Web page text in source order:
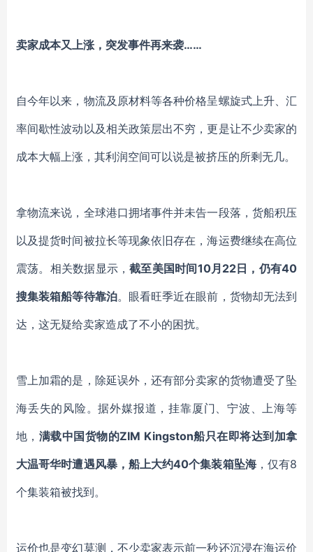
卖家成本又上涨，突发事件再来袭……
自今年以来，物流及 原材料等各种价格呈螺旋式上升、汇
率间歇性波动以及相关政策层出不穷，更是让不少卖家的
成本大幅上涨，其利润空间可以说是被挤压的所剩无几。
拿物流来说，全球港口拥堵事件并未告一段落，货船积压
以及提货时间被拉长等现象依旧存在，海运费继续在高位
震荡。相关数据显示，截至美国时间10月22日，仍有40
搜集装箱船等待靠泊。眼看旺季近在眼前，货物却无法到
达，这无疑给卖家造成了不小的困扰。
雪上加霜的是，除延误外，还有部分卖家的货物遭受了坠
海丢失的风险。据外媒报道，挂靠厦门、宁波、上海等
地， 满载中国货物的ZIM Kingston船只在即将达到加拿
大温哥华时遭遇风暴，船上大约40个集装箱坠海，仅有8
个集装箱被找到。
运价也是变幻莫测，不少卖家表示前一秒还沉浸在海运价